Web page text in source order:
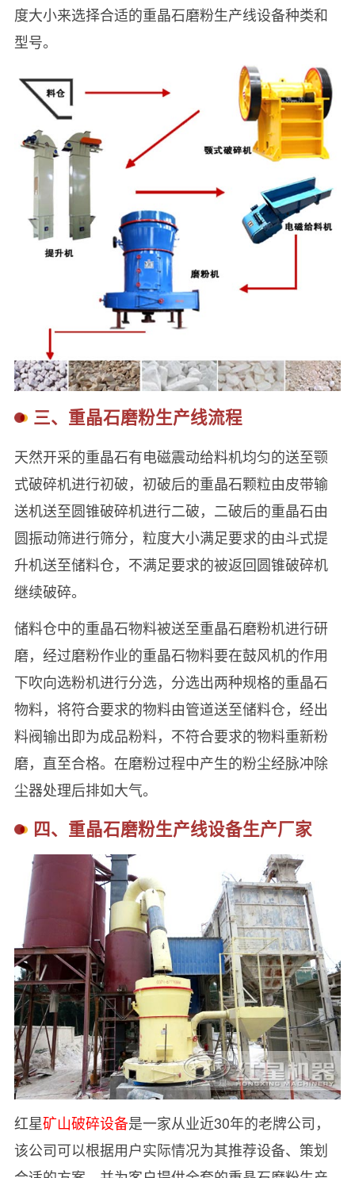
度大小来选择合适的重晶石磨粉生产线设备种类和
型号。
三、重晶石磨粉生产线流程
天然开采的重晶石有电磁震动给料机均匀的送至颚
式破碎机进行初破，初破后的重晶石颗粒由皮带输
送机送至圆锥破碎机进行二破，二破后的重晶石由
圆振动筛进行筛分，粒度大小满足要求的由斗式提
升机送至储料仓，不满足要求的被返回圆锥破碎机
继续破碎。
储料仓中的重晶石物料被送至重晶石磨粉机进行研
磨，经过磨粉作业的重晶石物料要在鼓风机的作用
下吹向选粉机进行分选，分选出两种规格的重晶石
物料，将符合要求的物料由管道送至储料仓，经出
料阀输出即为成品粉料，不符合要求的物料重新粉
磨，直至合格。在磨粉过程中产生的粉尘经脉冲除
尘器处理后排如大气。
四、重晶石磨粉生产线设备生产厂家
红星矿山破碎设备是一家从业近30年的老牌公司，
该公司可以根据用户实际情况为其推荐设备、策划